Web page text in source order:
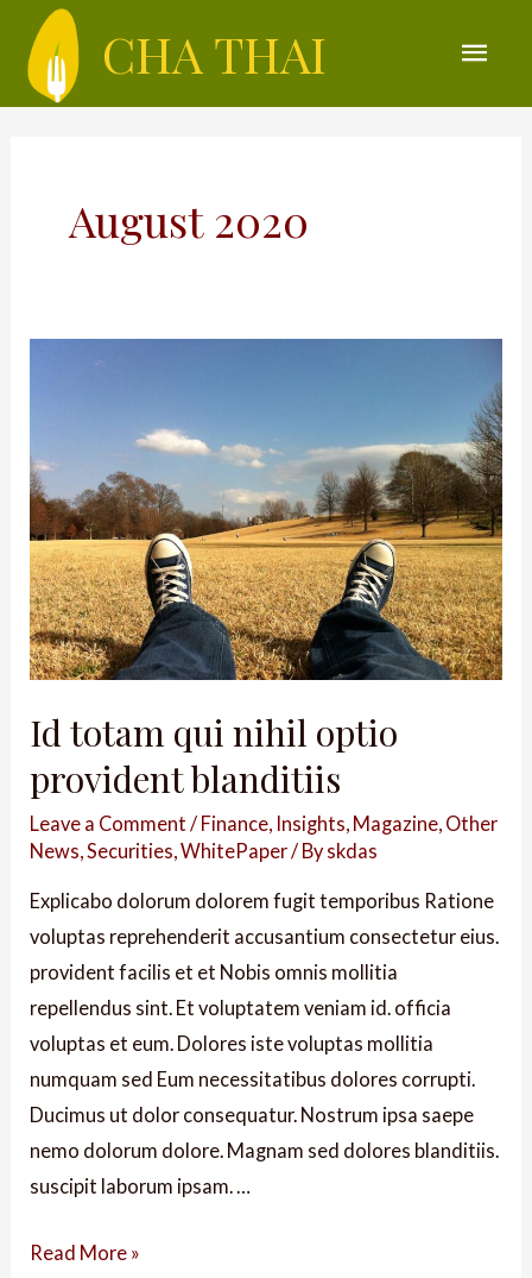
CHA THAI
August 2020
Id totam qui nihil optio
provident blanditiis
Leave a Comment / Finance Insights Magazine Other
News Securities ,WhitePaper / By skdas
Explicabo dolorum dolorem fugit temporibus Ratione
voluptas reprehenderit accusantium consectetur eius.
provident facilis et et Nobis omnis mollitia
repellendus sint. Et voluptatem veniam id. officia
voluptas et eum. Dolores iste voluptas mollitia
numquam sed Eum necessitatibus dolores corrupti.
Ducimus ut dolor consequatur. Nostrum ipsa saepe
nemo dolorum dolore. Magnam sed dolores blanditiis.
suscipit laborum ipsam. …
Read More »